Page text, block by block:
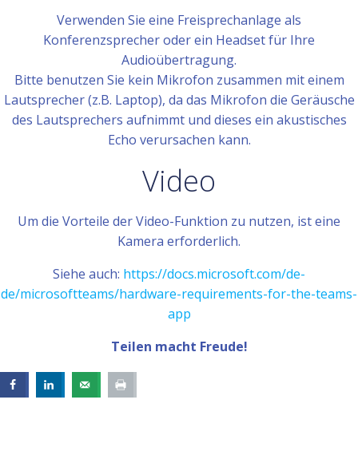
Verwenden Sie eine Freisprechanlage als
Konferenzsprecher oder ein Headset für Ihre
Audioübertragung.
Bitte benutzen Sie kein Mikrofon zusammen mit einem
Lautsprecher (z.B. Laptop), da das Mikrofon die Geräusche
des Lautsprechers aufnimmt und dieses ein akustisches
Echo verursachen kann.
Video
Um die Vorteile der Video-Funktion zu nutzen, ist eine
Kamera erforderlich.
Siehe auch: https://docs.microsoft.com/de-
de/microsoftteams/hardware-requirements-for-the-teams-
app
Teilen macht Freude!